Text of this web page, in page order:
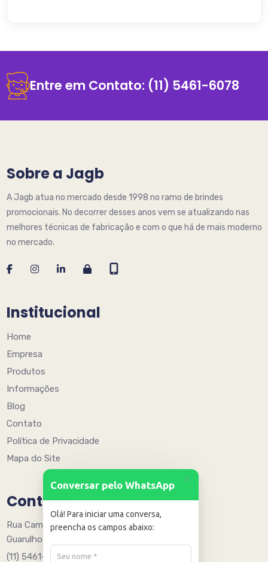
Entre em Contato: (11) 5461-6078
Sobre a Jagb
A Jagb atua no mercado desde 1998 no ramo de brindes
promocionais. No decorrer desses anos vem se atualizando nas
melhores técnicas de fabricação e com o que há de mais moderno
no mercado.
Institucional
Home
Empresa
Produtos
Informações
Blog
Contato
Política de Privacidade
Mapa do Site
Contato
Rua Caminho Quinze 205 - Água Chata
Guarulhos - SP - 07251005
(11) 5461-6078
+
Conversar pelo WhatsApp
Olá! Para iniciar uma conversa,
preencha os campos abaixo: